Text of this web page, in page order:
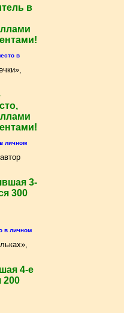
в
в
личном
3-
300
в личном
4-е
200